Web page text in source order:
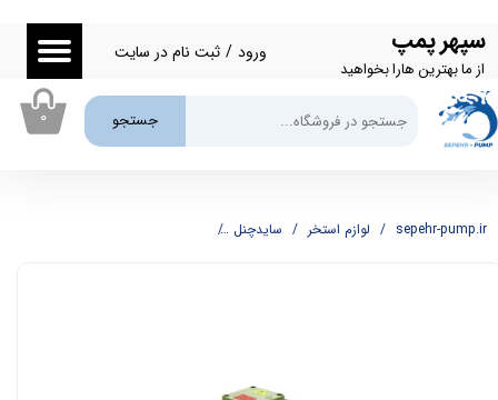
سپهر پمپ
از ما بهترین هارا بخواهید
جستجو
ورود / ثبت نام در سایت
حساب کاربری من
تغییر گذر واژه
سفارشات
۰
sepehr-pump.ir لوازم استخر سایدچنل